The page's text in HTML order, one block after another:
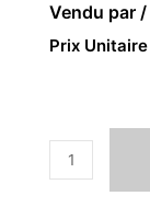
Prix Unitaire
quantité
de